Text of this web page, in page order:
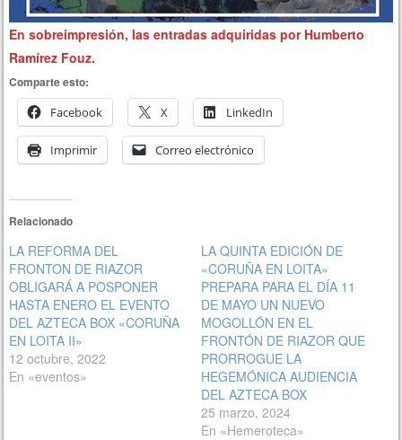
En sobreimpresión, las entradas adquiridas por Humberto
Ramírez Fouz.
Comparte esto:
Facebook
X LinkedIn
Imprimir Correo electrónico
Relacionado
LA REFORMA DEL
FRONTON DE RIAZOR
OBLIGARÁ A POSPONER
HASTA ENERO EL EVENTO
DEL AZTECA BOX «CORUÑA
EN LOITA II»
12 octubre, 2022
En «eventos»
LA QUINTA EDICIÓN DE
«CORUÑA EN LOITA»
PREPARA PARA EL DÍA 11
DE MAYO UN NUEVO
MOGOLLÓN EN EL
FRONTÓN DE RIAZOR QUE
PRORROGUE LA
HEGEMÓNICA AUDIENCIA
DEL AZTECA BOX
25 marzo, 2024
En «Hemeroteca»